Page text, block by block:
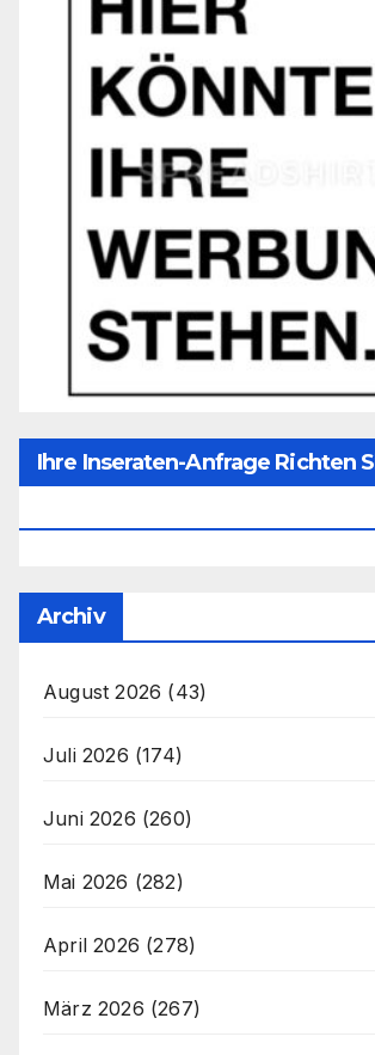
Ihre Inseraten-Anfrage Richten
Archiv
August 2026 (43)
Juli 2026 (174)
Juni 2026 (260)
Mai 2026 (282)
April 2026 (278)
März 2026 (267)